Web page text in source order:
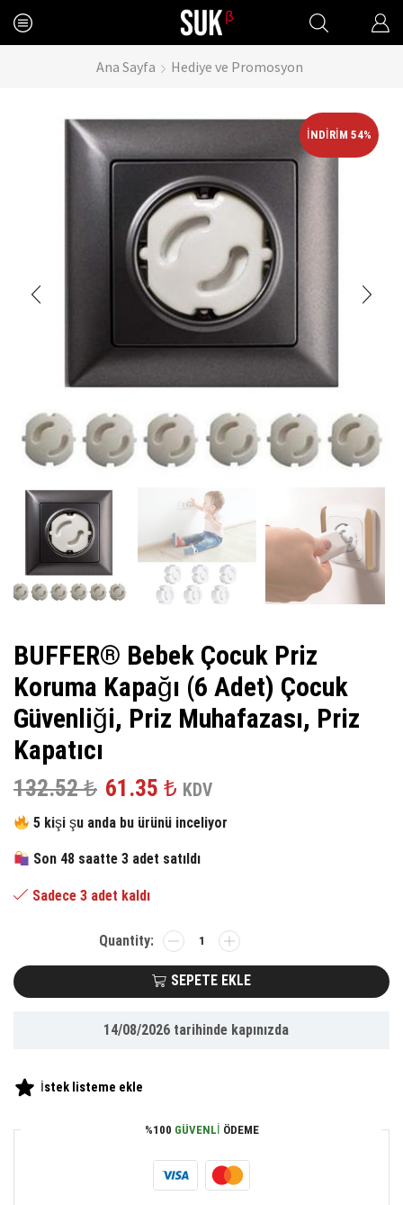
Ana Sayfa Hediye ve Promosyon
İNDIRIM 54%
BUFFER® Bebek Çocuk Priz
Koruma Kapağı (6 Adet) Çocuk
Güvenliği, Priz Muhafazası, Priz
Kapatıcı
132.52₺ Orijinal
fiyat:
132.52 ₺.
61.35 ₺ Şu
andaki
fiyat:
KDV
5 kişi şu anda bu ürünü inceliyor
Son 48 saatte 3 adet satıldı
Sadece 3 adet kaldı
BUFFER®
Bebek
Çocuk
Priz
Kapağı
Priz
Priz
Kapatıcı
SEPETE EKLE
14/08/2026 tarihinde kapınızda
İstek listeme ekle
%100 GÜVENLI ÖDEME